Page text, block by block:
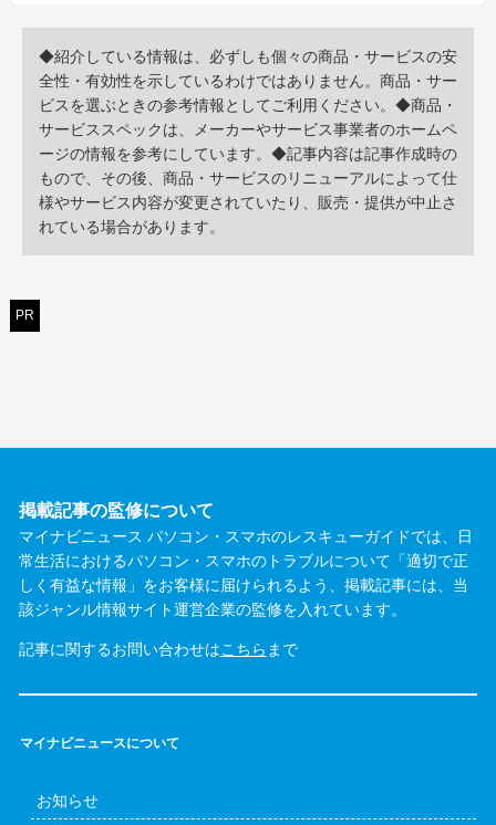
◆紹介している情報は、必ずしも個々の商品・サービスの安
全性・有効性を示しているわけではありません。商品・サー
ビスを選ぶときの参考情報としてご利用ください。◆商品・
サービススペックは、メーカーやサービス事業者のホームペ
ージの情報を参考にしています。◆記事内容は記事作成時の
もので、その後、商品・サービスのリニューアルによって仕
様やサービス内容が変更されていたり、販売・提供が中止さ
れている場合があります。
PR
掲載記事の監修について
マイナビニュース パソコン・スマホのレスキューガイドでは、日
常生活におけるパソコン・スマホのトラブルについて「適切で正
しく有益な情報」をお客様に届けられるよう、掲載記事には、当
該ジャンル情報サイト運営企業の監修を入れています。
記事に関するお問い合わせはこちら まで
マイナビニュースについて
お知らせ